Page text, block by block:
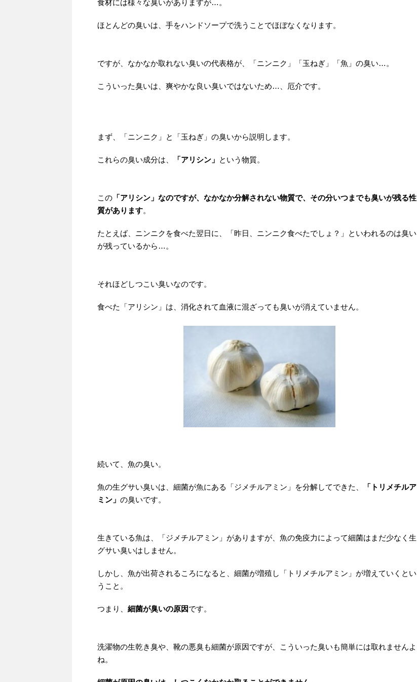
食材には様々な臭いがありますが…。
ほとんどの臭いは、手をハンドソープで洗うことでほぼなくなります。
ですが、なかなか取れない臭いの代表格が、「ニンニク」「玉ねぎ」「魚」の臭い…。
こういった臭いは、爽やかな良い臭いではないため…、厄介です。
まず、「ニンニク」と「玉ねぎ」の臭いから説明します。
これらの臭い成分は、 「アリシン」 という物質。
この 「アリシン」なのですが、なかなか分解されない物質で、その分いつまでも臭いが残る性
質があります。
たとえば、ニンニクを食べた翌日に、「昨日、ニンニク食べたでしょ？」といわれるのは臭い
が残っているから…。
それほどしつこい臭いなのです。
食べた「アリシン」は、消化されて血液に混ざっても臭いが消えていません。
続いて、魚の臭い。
魚の生グサい臭いは、細菌が魚にある「ジメチルアミン」を分解してできた、
「トリメチルア
ミン」 の臭いです。
生きている魚は、「ジメチルアミン」がありますが、魚の免疫力によって細菌はまだ少なく生
グサい臭いはしません。
しかし、魚が出荷されるころになると、細菌が増殖し「トリメチルアミン」が増えていくとい
うこと。
つまり、 細菌が臭いの原因です。
洗濯物の生乾き臭や、靴の悪臭も細菌が原因ですが、こういった臭いも簡単には取れませんよ
ね。